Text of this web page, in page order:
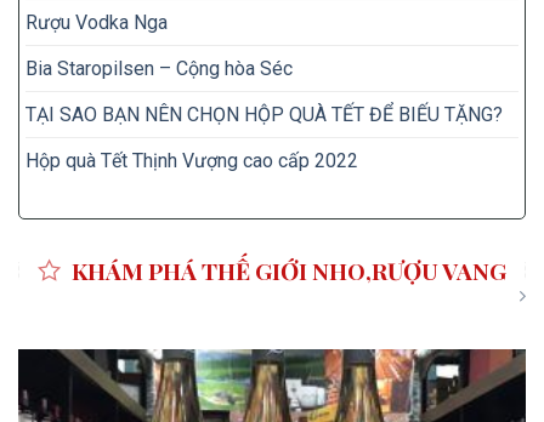
Rượu Vodka Nga
Bia Staropilsen – Cộng hòa Séc
TẠI SAO BẠN NÊN CHỌN HỘP QUÀ TẾT ĐỂ BIẾU TẶNG?
Hộp quà Tết Thịnh Vượng cao cấp 2022
KHÁM PHÁ THẾ GIỚI NHO,RƯỢU VANG